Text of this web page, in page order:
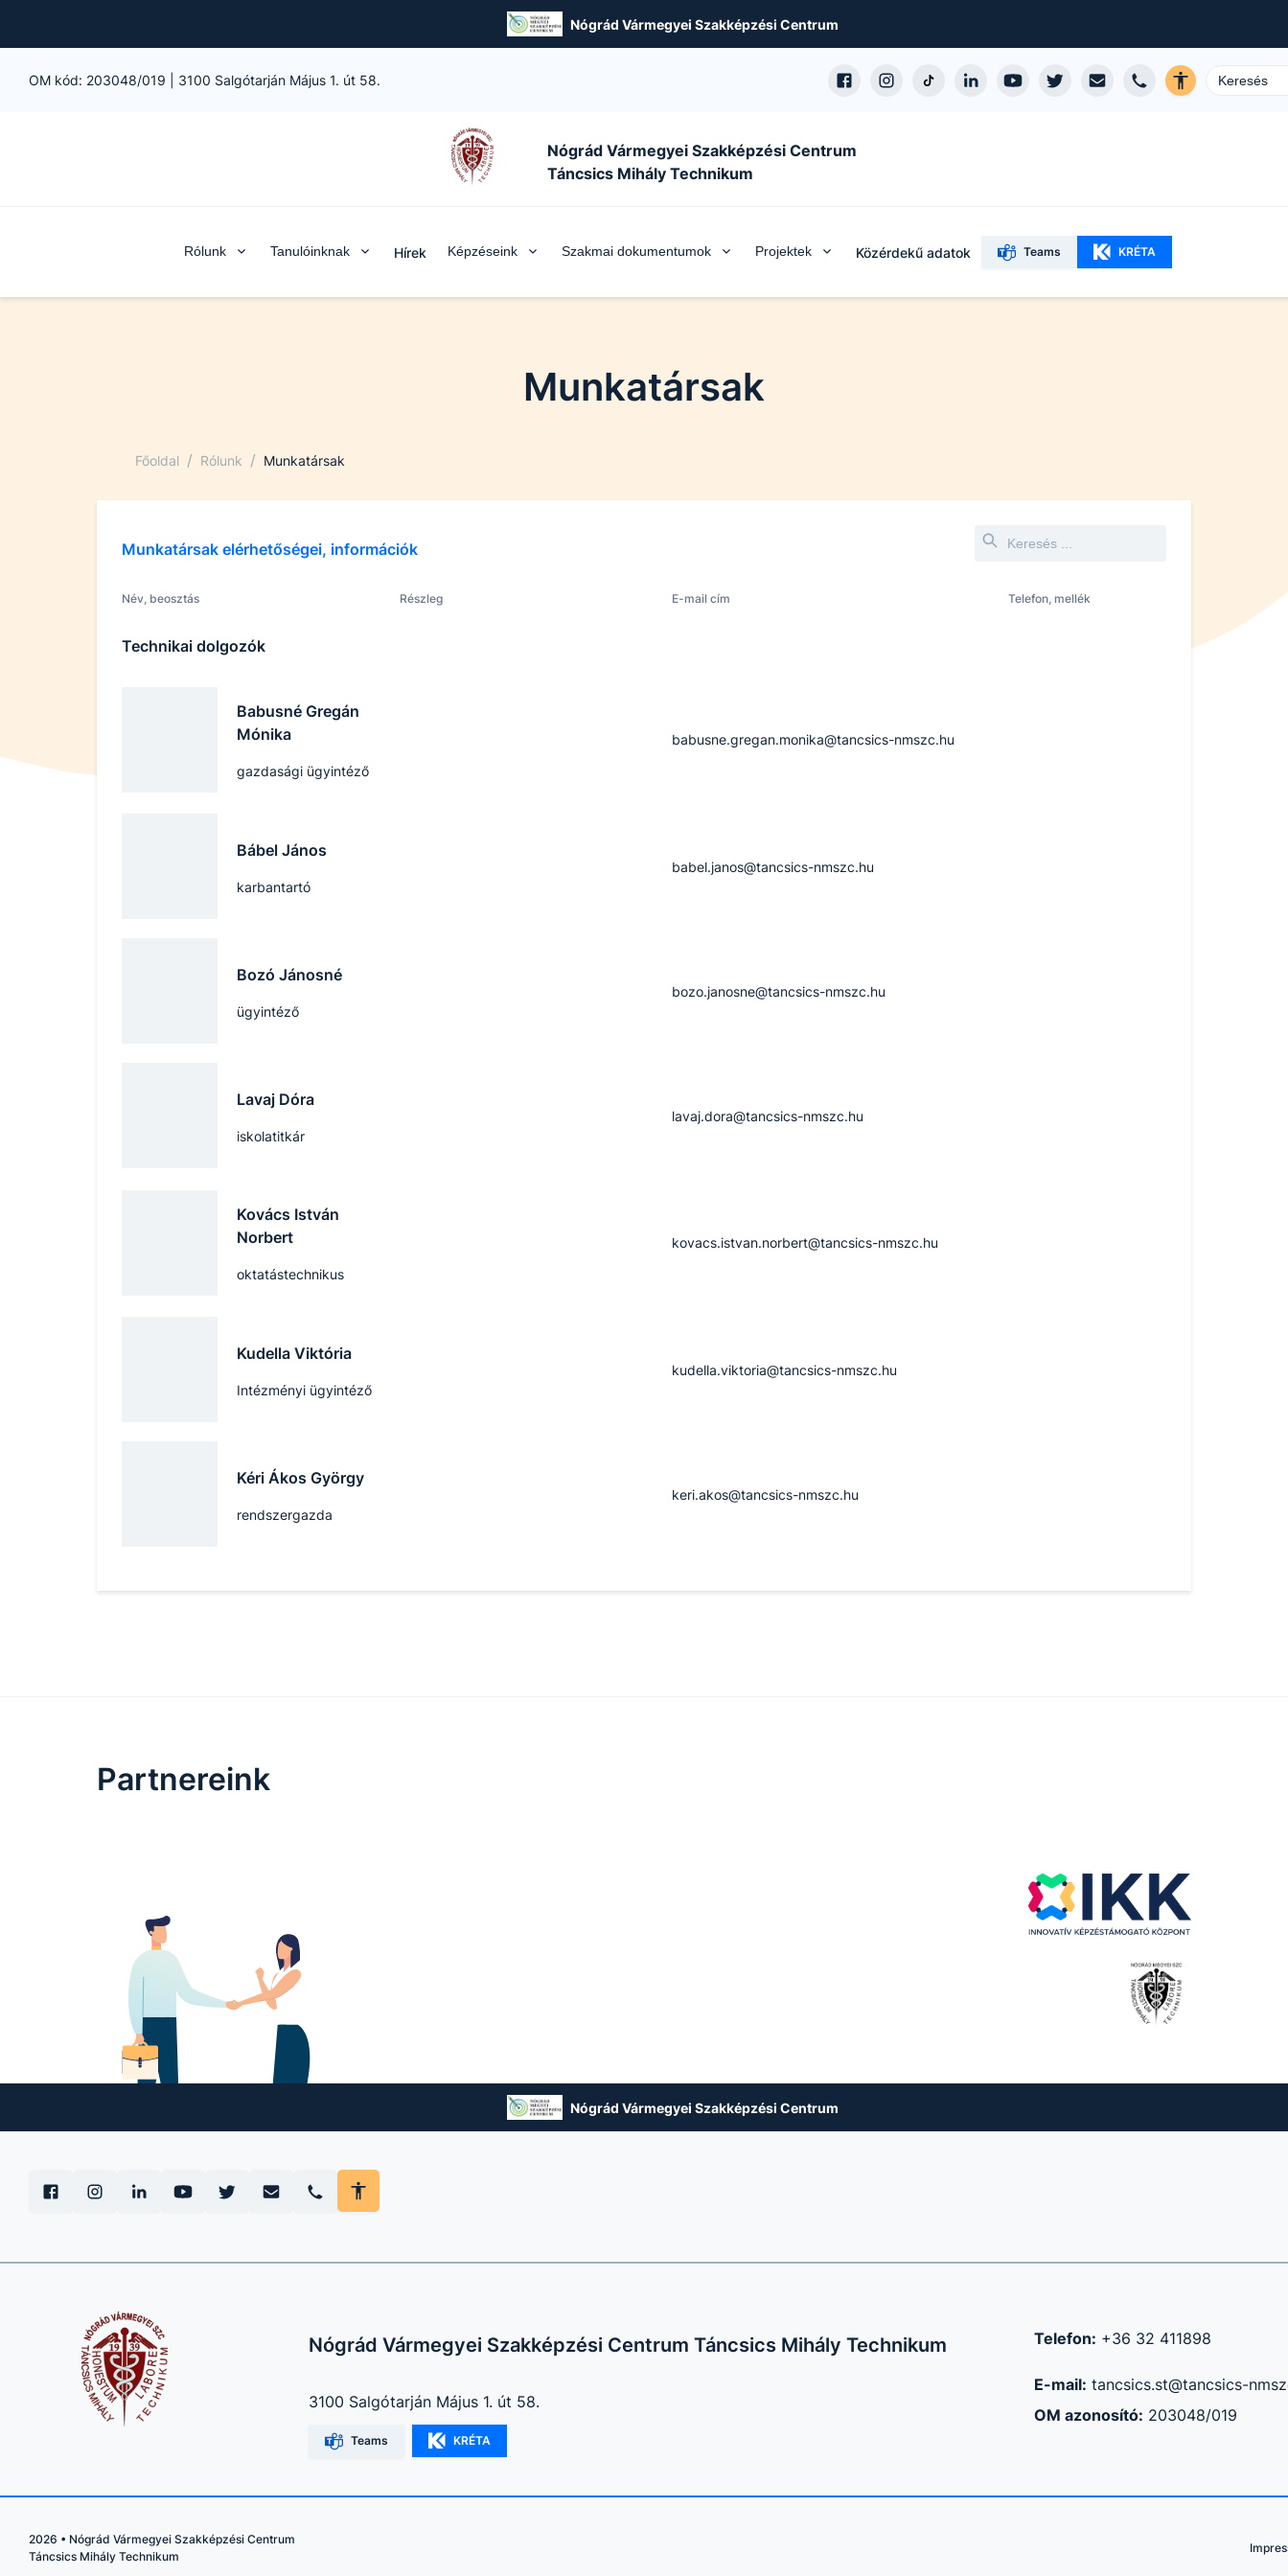
Nógrád Vármegyei Szakképzési Centrum
OM kód: 203048/019 3100 Salgótarján Május 1. út 58.
Nógrád Vármegyei Szakképzési Centrum
Táncsics Mihály Technikum
Rólunk Tanulóinknak Hírek Képzéseink Szakmai dokumentumok Projektek Közérdekű adatok Teams KRÉTA
Munkatársak
Főoldal / Rólunk / Munkatársak
Munkatársak elérhetőségei, információk
Név, beosztás Részleg E-mail cím Telefon, mellék
Technikai dolgozók
Babusné Gregán
Mónika
gazdasági ügyintéző
babusne.gregan.monika@tancsics-nmszc.hu
Bábel János
karbantartó
babel.janos@tancsics-nmszc.hu
Bozó Jánosné
ügyintéző
bozo.janosne@tancsics-nmszc.hu
Lavaj Dóra
iskolatitkár
lavaj.dora@tancsics-nmszc.hu
Kovács István
Norbert
oktatástechnikus
kovacs.istvan.norbert@tancsics-nmszc.hu
Kudella Viktória
Intézményi ügyintéző
kudella.viktoria@tancsics-nmszc.hu
Kéri Ákos György
rendszergazda
keri.akos@tancsics-nmszc.hu
Partnereink
Nógrád Vármegyei Szakképzési Centrum
Nógrád Vármegyei Szakképzési Centrum Táncsics Mihály Technikum
3100 Salgótarján Május 1. út 58.
Teams KRÉTA
Telefon: +36 32 411898
E-mail: tancsics.st@tancsics-
OM azonosító: 203048/019
2026 • Nógrád Vármegyei Szakképzési Centrum
Táncsics Mihály Technikum